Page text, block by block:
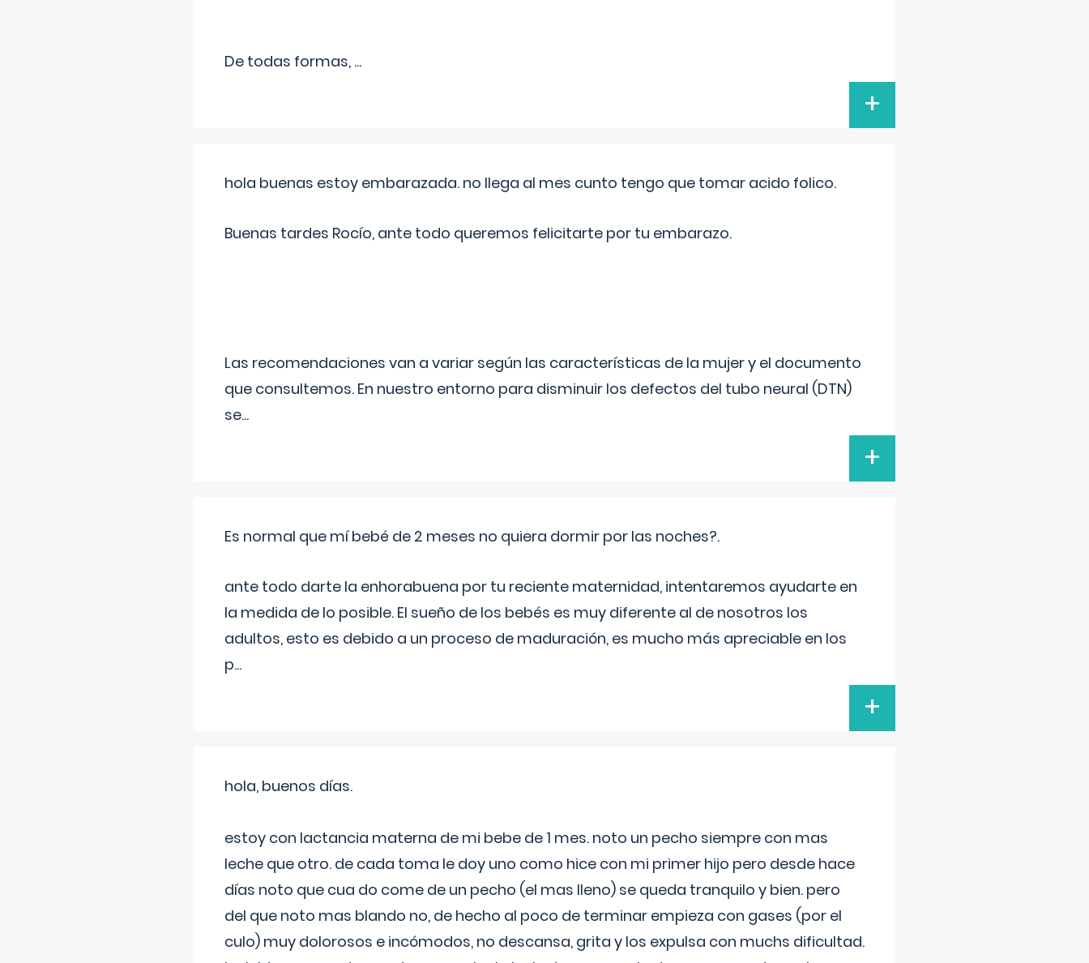
De todas formas, ...
+
hola buenas estoy embarazada. no llega al mes cunto tengo que tomar acido folico.
Buenas tardes Rocío, ante todo queremos felicitarte por tu embarazo.
Las recomendaciones van a variar según las características de la mujer y el documento
que consultemos. En nuestro entorno para disminuir los defectos del tubo neural (DTN)
se...
+
Es normal que mí bebé de 2 meses no quiera dormir por las noches?.
ante todo darte la enhorabuena por tu reciente maternidad, intentaremos ayudarte en
la medida de lo posible. El sueño de los bebés es muy diferente al de nosotros los
adultos, esto es debido a un proceso de maduración, es mucho más apreciable en los
p...
+
hola, buenos días.
estoy con lactancia materna de mi bebe de 1 mes. noto un pecho siempre con mas
leche que otro. de cada toma le doy uno como hice con mi primer hijo pero desde hace
días noto que cua do come de un pecho (el mas lleno) se queda tranquilo y bien. pero
del que noto mas blando no, de hecho al poco de terminar empieza con gases (por el
culo) muy dolorosos e incómodos, no descansa, grita y los expulsa con muchs dificultad.